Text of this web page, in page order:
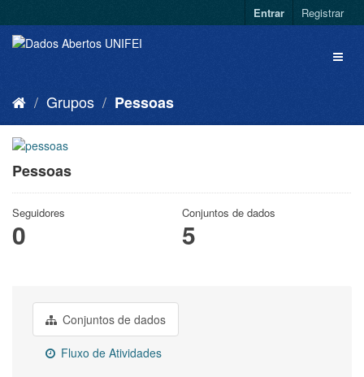
Entrar Registrar
Grupos Pessoas
Pessoas
Seguidores
0
Conjuntos de dados
5
Conjuntos de dados
Fluxo de Atividades